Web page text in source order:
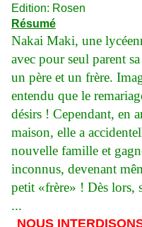
Edition: Rosen
Résumé
Nakai Maki, une
avec pour seul parent
un père et un frère.
entendu que le
désirs ! Cependant, en
maison, elle a
nouvelle famille et
inconnus, devenant
petit «frère» ! Dès lors,
...
NOUS